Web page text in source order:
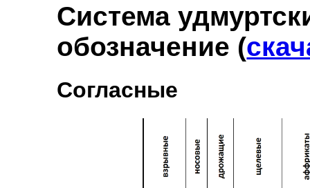
Система
обозначение (
Согласные